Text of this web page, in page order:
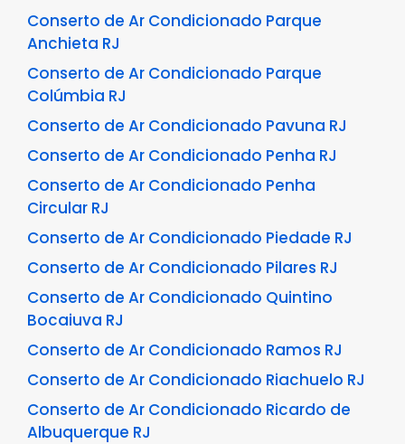
Conserto de Ar Condicionado Parque
Anchieta RJ
Conserto de Ar Condicionado Parque
Colúmbia RJ
Conserto de Ar Condicionado Pavuna RJ
Conserto de Ar Condicionado Penha RJ
Conserto de Ar Condicionado Penha
Circular RJ
Conserto de Ar Condicionado Piedade RJ
Conserto de Ar Condicionado Pilares RJ
Conserto de Ar Condicionado Quintino
Bocaiuva RJ
Conserto de Ar Condicionado Ramos RJ
Conserto de Ar Condicionado Riachuelo RJ
Conserto de Ar Condicionado Ricardo de
Albuquerque RJ